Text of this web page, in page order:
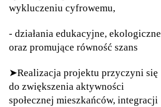
wykluczeniu cyfrowemu,
- działania edukacyjne, ekologiczne
oraz promujące równość szans
➤Realizacja projektu przyczyni się
do zwiększenia aktywności
społecznej mieszkańców, integracji